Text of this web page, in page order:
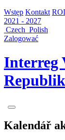
Wstęp Kontakt
2021 - 2027
Czech Polish
Zalogować
Interreg
Kalendář